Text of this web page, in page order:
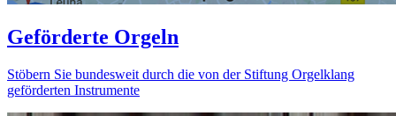
Geförderte Orgeln
Stöbern Sie bundesweit durch die von der Stiftung Orgelklang
geförderten Instrumente